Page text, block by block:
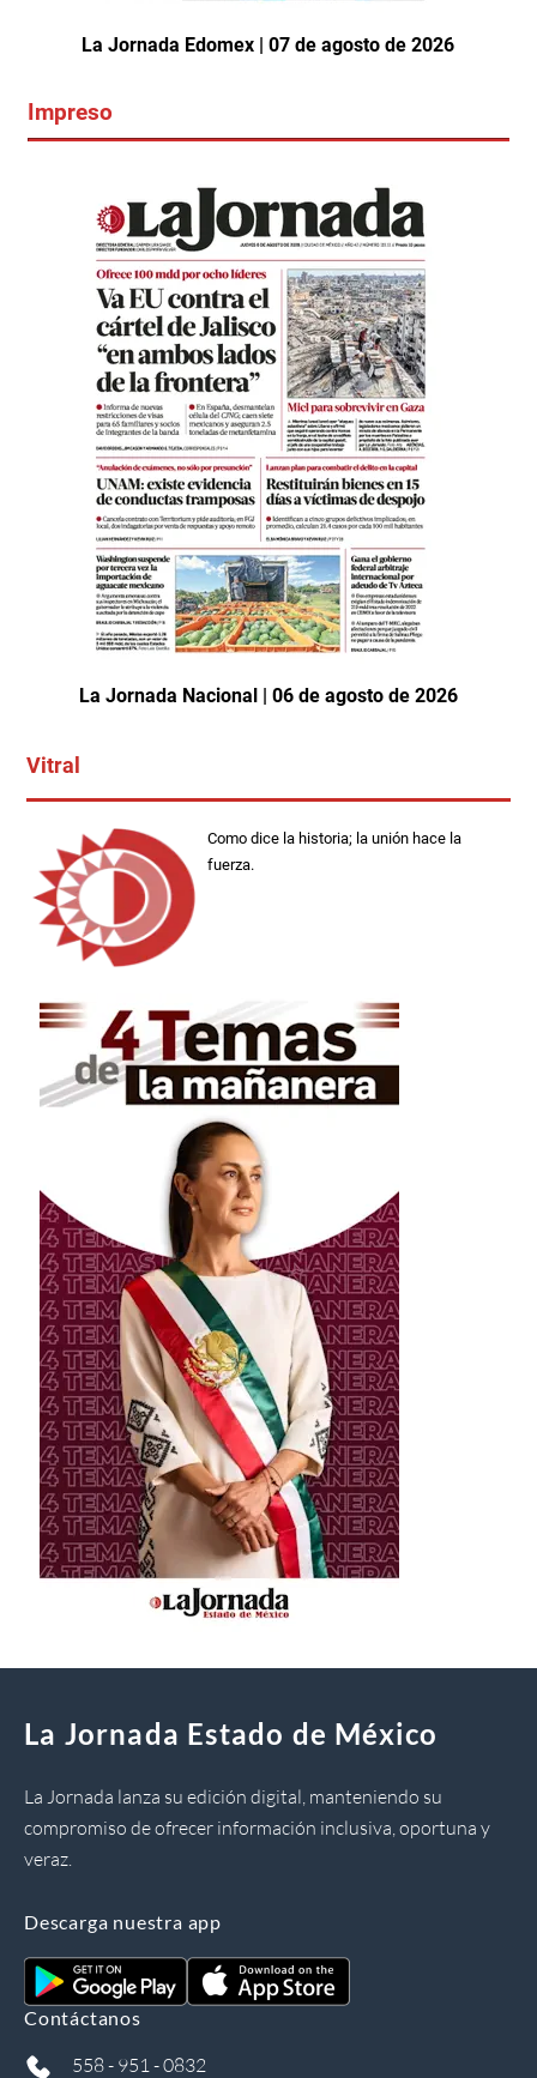
La Jornada Edomex | 07 de agosto de 2026
Impreso
La Jornada Nacional | 06 de agosto de 2026
Vitral
Como dice la historia; la unión hace la
fuerza.
La Jornada Estado de México
La Jornada lanza su edición digital, manteniendo su
compromiso de ofrecer información inclusiva, oportuna y
veraz.
Descarga nuestra app
Contáctanos
558 - 951 - 0832